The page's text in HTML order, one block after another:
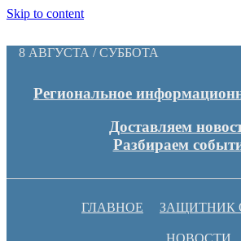
Skip to content
8 АВГУСТА / СУББОТА
Региональное
Доставляем
Разбираем
ГЛАВНОЕ ЗАЩИТНИК
НОВОСТИ